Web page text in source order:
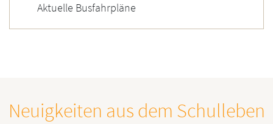
Aktuelle Busfahrpläne
Neuigkeiten aus dem Schulleben